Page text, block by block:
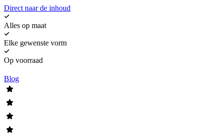
Direct naar de inhoud
Alles op maat
Elke gewenste vorm
Op voorraad
Blog